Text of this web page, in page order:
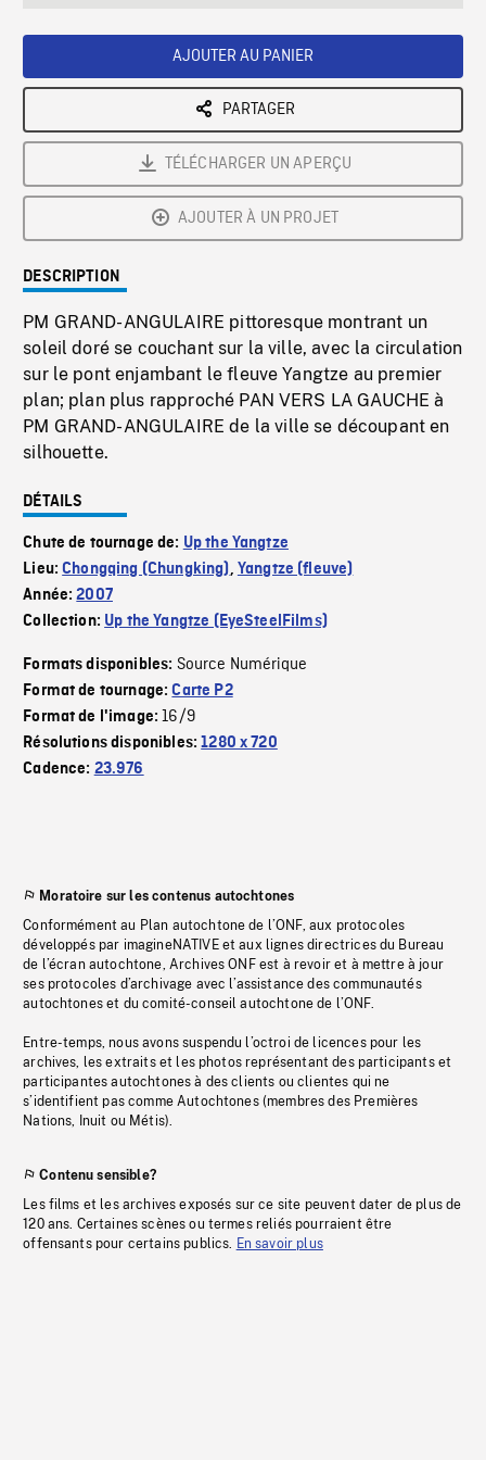
AJOUTER AU PANIER
PARTAGER
TÉLÉCHARGER UN APERÇU
AJOUTER À UN PROJET
DESCRIPTION
PM GRAND-ANGULAIRE pittoresque montrant un
soleil doré se couchant sur la ville, avec la circulation
sur le pont enjambant le fleuve Yangtze au premier
plan; plan plus rapproché PAN VERS LA GAUCHE à
PM GRAND-ANGULAIRE de la ville se découpant en
silhouette.
DÉTAILS
Chute de tournage de: Up the Yangtze
Lieu:Chongqing (Chungking), Yangtze (fleuve)
Année:2007
Collection: Up the Yangtze (EyeSteelFilms)
Formats disponibles: Source Numérique
Format de tournage:Carte P2
Format de l'image:16/9
Résolutions disponibles:1280 x 720
Cadence: 23.976
Moratoire sur les contenus autochtones
Conformément au Plan autochtone de l’ONF, aux protocoles
développés par imagineNATIVE et aux lignes directrices du Bureau
de l’écran autochtone, Archives ONF est à revoir et à mettre à jour
ses protocoles d’archivage avec l’assistance des communautés
autochtones et du comité-conseil autochtone de l’ONF.
Entre-temps, nous avons suspendu l’octroi de licences pour les
archives, les extraits et les photos représentant des participants et
participantes autochtones à des clients ou clientes qui ne
s’identifient pas comme Autochtones (membres des Premières
Nations, Inuit ou Métis).
Contenu sensible?
Les films et les archives exposés sur ce site peuvent dater de plus de
120 ans. Certaines scènes ou termes reliés pourraient être
offensants pour certains publics. En savoir plus